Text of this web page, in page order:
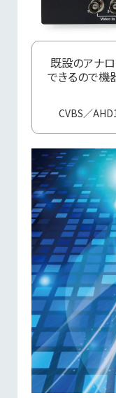
既設のアナ
できるので機
CVBS／